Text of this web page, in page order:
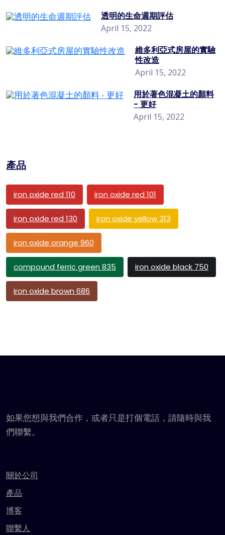
透明的生命週期評估
April 15, 2022
維多利亞式房屋的實驗
性改造
April 15, 2022
用於著色混凝土的顏料
- 更好
April 15, 2022
產品
iron oxide red 110 iron oxide red 101
iron oxide red 130 iron oxide yellow 313
iron oxide orange 960
compound ferric green 835 iron oxide black 750
iron oxide brown 686
如果您想與我們合作，或者只是打個電話，請隨時與我
們聯繫。
關於公司
產品
博客
聯繫人